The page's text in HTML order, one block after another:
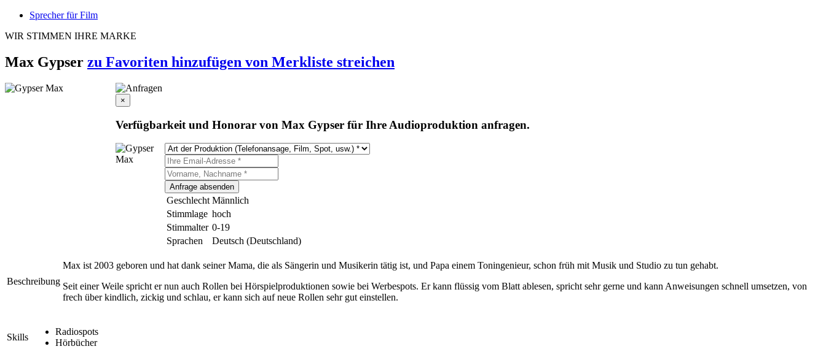
Sprecher für Film
WIR STIMMEN IHRE MARKE
Max Gypser zu Favoriten hinzufügen von Merkliste streichen
×
Verfügbarkeit und Honorar von Max Gypser für Ihre Audioproduktion anfragen.
Geschlecht Männlich
Stimmlage hoch
Stimmalter 0-19
Sprachen
Deutsch (Deutschland)
Beschreibung
Max ist 2003 geboren und hat dank seiner Mama, die als Sängerin und Musikerin tätig ist, und Papa einem Toningenieur, schon früh mit Musik und Studio zu tun gehabt.
Seit einer Weile spricht er nun auch Rollen bei Hörspielproduktionen sowie bei Werbespots. Er kann flüssig vom Blatt ablesen, spricht sehr gerne und kann Anweisungen schnell umsetzen, von
frech über kindlich, zickig und schlau, er kann sich auf neue Rollen sehr gut einstellen.
Skills
Radiospots
Hörbücher